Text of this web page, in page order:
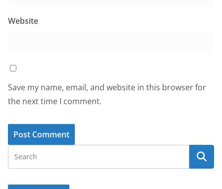
Website
Save my name, email, and website in this browser for
the next time I comment.